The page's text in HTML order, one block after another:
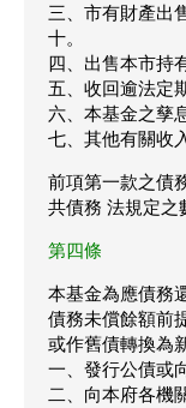
三、市有財產出
十。
四、出售本市持
五、收回逾法定
六、本基金之孳
七、其他有關收
前項第一款之債
共債務 法規定之
第四條
本基金為應債務
債務未償餘額前
或作舊債轉換為
一、發行公債或
二、向本府各機